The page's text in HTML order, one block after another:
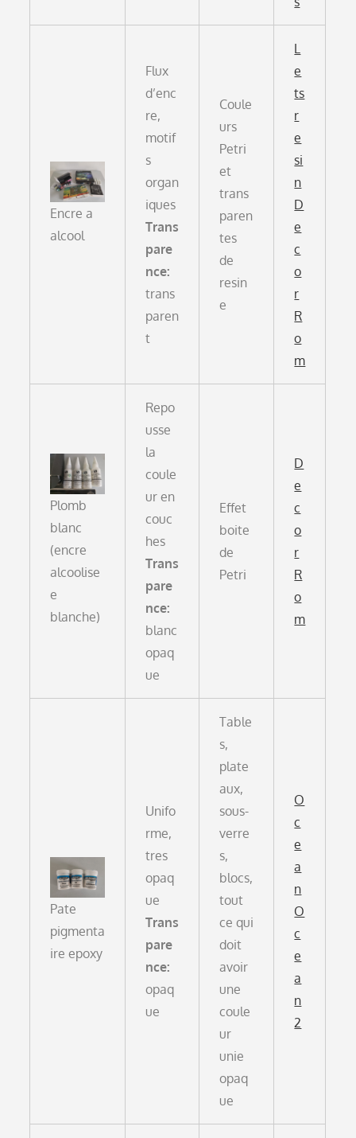
Encre a
alcool
Flux
d’enc
re,
motif
s
organ
iques
Trans
pare
nce:
trans
paren
t
Coule
urs
Petri
et
trans
paren
tes
de
resin
e
L
e
ts
r
e
si
n
D
e
c
o
r
R
o
m
Plomb
blanc
(encre
alcoolise
e
blanche)
Repo
usse
la
coule
ur en
couc
hes
Trans
pare
nce:
blanc
opaq
ue
Effet
boite
de
Petri
D
e
c
o
r
R
o
m
Pate
pigmenta
ire epoxy
Unifo
rme,
tres
opaq
ue
Trans
pare
nce:
opaq
ue
Table
s,
plate
aux,
sous-
verre
s,
blocs,
tout
ce qui
doit
avoir
une
coule
ur
unie
opaq
ue
O
c
e
a
n
O
c
e
a
n
2